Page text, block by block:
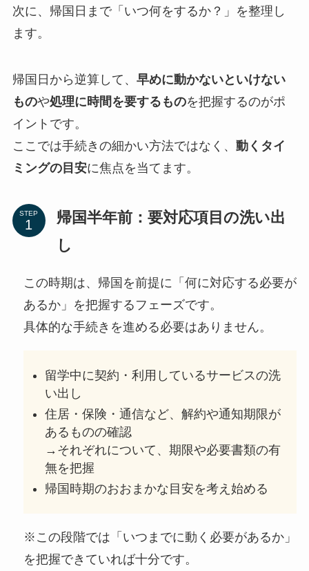
次に、帰国日まで「いつ何をするか？」を整理し
ます。
帰国日から逆算して、 早めに動かないといけない
ものや処理に時間を要するものを把握するのがポ
イントです。
ここでは手続きの細かい方法ではなく、 動くタイ
ミングの目安に焦点を当てます。
STEP
帰国半年前：要対応項目の洗い出
し
この時期は、帰国を前提に「何に対応する必要が
あるか」を把握するフェーズです。
具体的な手続きを進める必要はありません。
留学中に契約・利用しているサービスの洗
い出し
住居・保険・通信など、解約や通知期限が
あるものの確認
→それぞれについて、期限や必要書類の有
無を把握
帰国時期のおおまかな目安を考え始める
※この段階では「いつまでに動く必要があるか」
を把握できていれば十分です。